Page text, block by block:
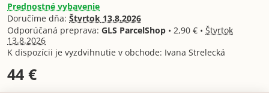
Prednostné vybavenie
Doručíme dňa: Štvrtok 13.8.2026
GLS ParcelShop • 2,90 € • Štvrtok
13.8.2026
Ivana Strelecká
44 €